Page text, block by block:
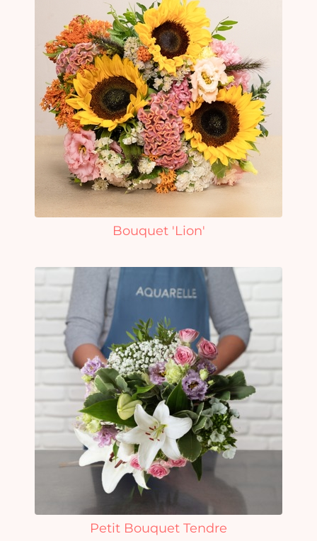
Bouquet 'Lion'
Petit Bouquet Tendre